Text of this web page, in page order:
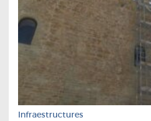
Infraestructures